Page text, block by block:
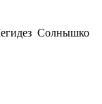
Солнышко